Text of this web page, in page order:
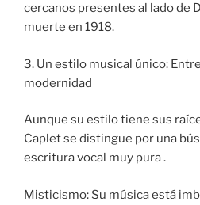
cercanos presentes al lado de
muerte en 1918.
3. Un estilo musical único:
modernidad
Aunque su estilo tiene sus
Caplet se distingue por una
escritura vocal muy pura .
Misticismo: Su música está